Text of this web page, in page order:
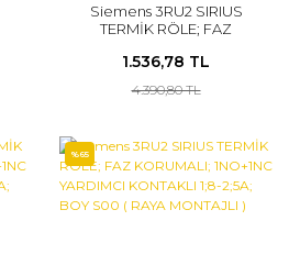
Siemens 3RU2 SIRIUS
TERMİK RÖLE; FAZ
YARDIMCI KONTAKLI 2;2-
3;2A; BOY S00 ( RAYA
MONTAJLI )
1.536,78 TL
4.390,80 TL
%65